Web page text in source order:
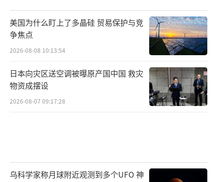
美国为什么盯上了多晶硅 贸易保护与竞
争焦点
2026-08-08 10:13:54
日本向灾区送空调被曝原产国中国 救灾
物资成摆设
2026-08-07 09:17:28
乌科学家称月球附近观测到多个UFO 神